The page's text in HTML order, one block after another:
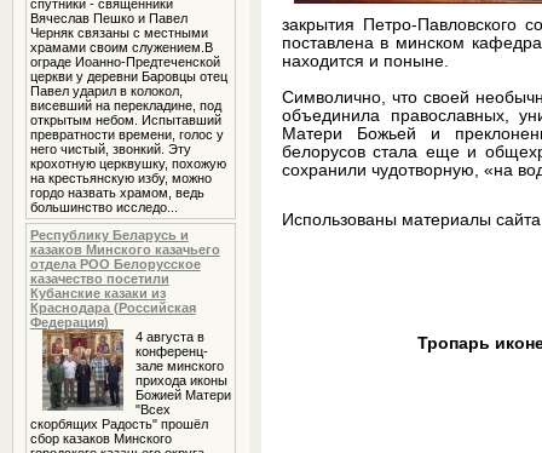
спутники - священники
Вячеслав Пешко и Павел
Черняк связаны с местными
храмами своим служением.В
ограде Иоанно-Предтеченской
церкви у деревни Баровцы отец
Павел ударил в колокол,
висевший на перекладине, под
открытым небом. Испытавший
превратности времени, голос у
него чистый, звонкий. Эту
крохотную церквушку, похожую
на крестьянскую избу, можно
гордо назвать храмом, ведь
большинство исследо...
Республику Беларусь и
казаков Минского казачьего
отдела РОО Белорусское
казачество посетили
Кубанские казаки из
Краснодара (Российская
Федерация)
4 августа в
конференц-
зале минского
прихода иконы
Божией Матери
"Всех
скорбящих Радость" прошёл
сбор казаков Минского
закрытия Петро-Павловского
поставлена в минском
находится и поныне.
Символично, что своей
объединила православных,
Матери Божьей и
белорусов стала еще и
сохранили чудотворную, «на
Использованы материалы
Тропарь